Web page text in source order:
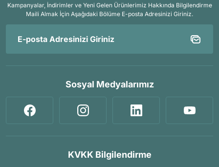
Kampanyalar, İndirimler ve Yeni Gelen Ürünlerimiz Hakkında Bilgilendirme
Maili Almak İçin Aşağıdaki Bölüme E-posta Adresinizi Giriniz.
Sosyal Medyalarımız
KVKK Bilgilendirme